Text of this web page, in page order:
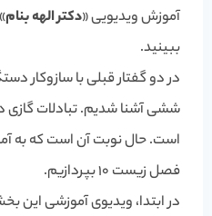
آموزش ویدیویی «دکتر الهه بنام
ببینید.
در دو گفتار قبلی با سازوکار
ششی آشنا شدیم. تبادلات گازی
است. حال نوبت آن است که به
فصل زیست 10 بپردازیم.
در ابتدا، ویدیوی آموزشی این